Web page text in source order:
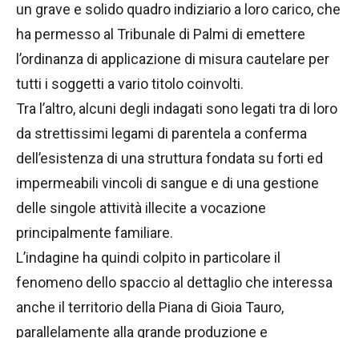
un grave e solido quadro indiziario a loro carico, che
ha permesso al Tribunale di Palmi di emettere
l’ordinanza di applicazione di misura cautelare per
tutti i soggetti a vario titolo coinvolti.
Tra l’altro, alcuni degli indagati sono legati tra di loro
da strettissimi legami di parentela a conferma
dell’esistenza di una struttura fondata su forti ed
impermeabili vincoli di sangue e di una gestione
delle singole attività illecite a vocazione
principalmente familiare.
L’indagine ha quindi colpito in particolare il
fenomeno dello spaccio al dettaglio che interessa
anche il territorio della Piana di Gioia Tauro,
parallelamente alla grande produzione e